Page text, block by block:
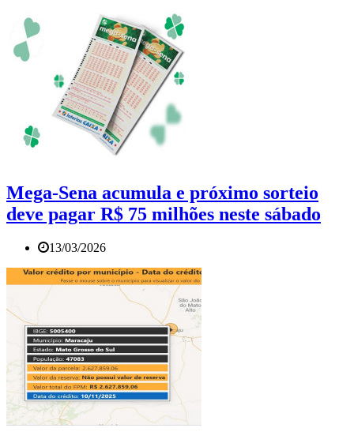
Mega-Sena acumula e próximo sorteio
deve pagar R$ 75 milhões neste sábado
13/03/2026